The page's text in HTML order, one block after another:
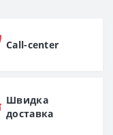
Call-center
Швидка
доставка